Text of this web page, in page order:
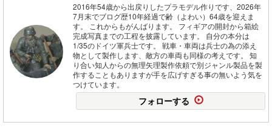
2016年54歳から出戻りしたプラモデル作りです、2026年
7月末でブログ歴10年経過で齢（よわい）64歳を迎えま
す。 これからもがんばります。 フィギアの開封から箱絵
完成写真までの工程を披露しています。 自分の本分は
1/35のドイツ軍兵士です。 戦車・車両は兵士の為の添え
物として製作します、敵方の車両も同様の考えです。 知
り合い知人からの無理矢理製作依頼で別ジャンル製品を製
作することもありますが手を広げすぎる事の無いよう気を
つけています。
フォローする